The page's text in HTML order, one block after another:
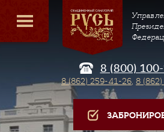
8 (800)
8 (862) 259-41-26, 8